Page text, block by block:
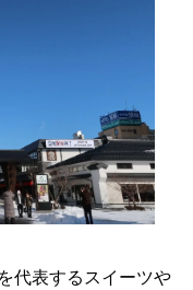
代表するスイーツや